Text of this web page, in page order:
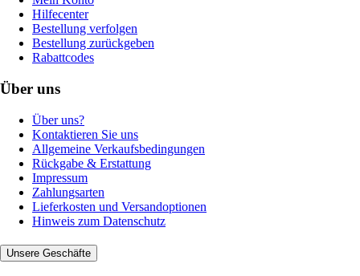
Hilfecenter
Bestellung verfolgen
Bestellung zurückgeben
Rabattcodes
Über uns
Über uns?
Kontaktieren Sie uns
Allgemeine Verkaufsbedingungen
Rückgabe & Erstattung
Impressum
Zahlungsarten
Lieferkosten und Versandoptionen
Hinweis zum Datenschutz
Unsere Geschäfte